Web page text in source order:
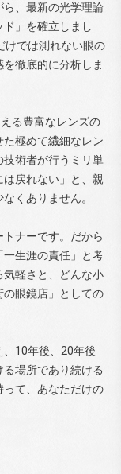
、最新の光学理論
」を確立しまし
けでは測れない眼の
徹底的に分析しま
る豊富なレンズの
極めて繊細なレン
技術者が行うミリ単
戻れない」と、親
くありません。
ナーです。だから
一生涯の責任」と考
気軽さと、どんな小
眼鏡店」としての
、10年後、20年後
場所であり続ける
て、あなただけの